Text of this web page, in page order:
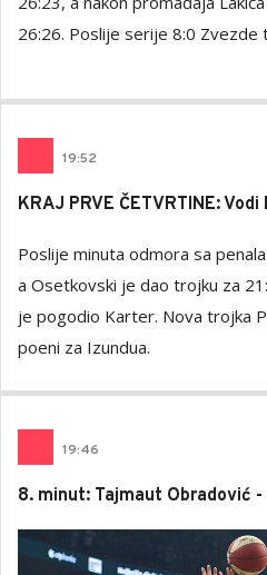
26:26. Poslije serije 8:0 Zvezde
19:52
KRAJ PRVE ČETVRTINE:
Poslije minuta odmora sa
a Osetkovski je dao trojku za
je pogodio Karter. Nova trojka
poeni za Izundua.
19:46
8. minut: Tajmaut Obradović -